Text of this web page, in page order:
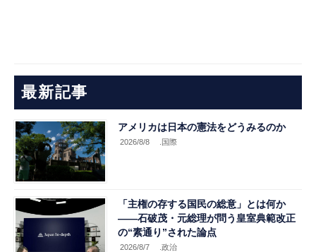
最新記事
アメリカは日本の憲法をどうみるのか
2026/8/8 .国際
「主権の存する国民の総意」とは何か
――石破茂・元総理が問う皇室典範改正
の“素通り”された論点
2026/8/7 .政治